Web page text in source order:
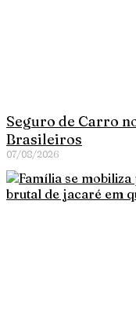
Seguro de Carro
Brasileiros
07/08/2026